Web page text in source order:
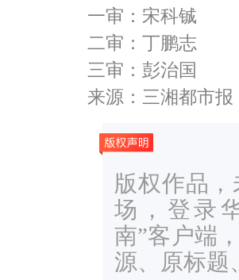
一审：宋科铖
二审：丁鹏志
三审：彭治国
来源：三湘都市报
版权作品
场，登录
南”客户端
源、原标题